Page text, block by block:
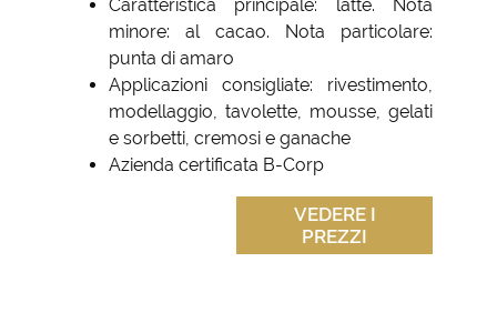
Caratteristica principale: latte. Nota
minore: al cacao. Nota particolare:
punta di amaro
Applicazioni consigliate: rivestimento,
modellaggio, tavolette, mousse, gelati
e sorbetti, cremosi e ganache
Azienda certificata B-Corp
VEDERE I
PREZZI